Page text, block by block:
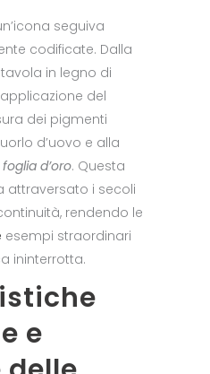
seguiva
codificate. Dalla
in legno di
del
dei pigmenti
d’uovo e alla
foglia d’oro. Questa
attraversato i secoli
rendendo le
esempi straordinari
ininterrotta.
e